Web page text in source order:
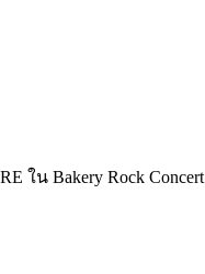
ใน Bakery Rock Concert